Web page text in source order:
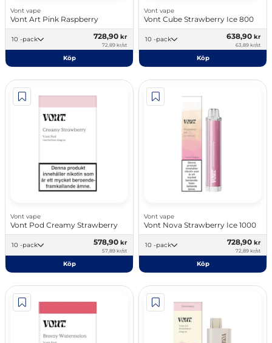
Vont vape
Vont Art Pink Raspberry
10 -pack 728,90 kr
72,89 kr/st
Köp
Vont vape
Vont Cube Strawberry Ice 800
10 -pack 638,90 kr
63,89 kr/st
Köp
Vont vape
Vont Pod Creamy Strawberry
10 -pack 578,90 kr
57,89 kr/st
Köp
Vont vape
Vont Nova Strawberry Ice 1000
10 -pack 728,90 kr
72,89 kr/st
Köp